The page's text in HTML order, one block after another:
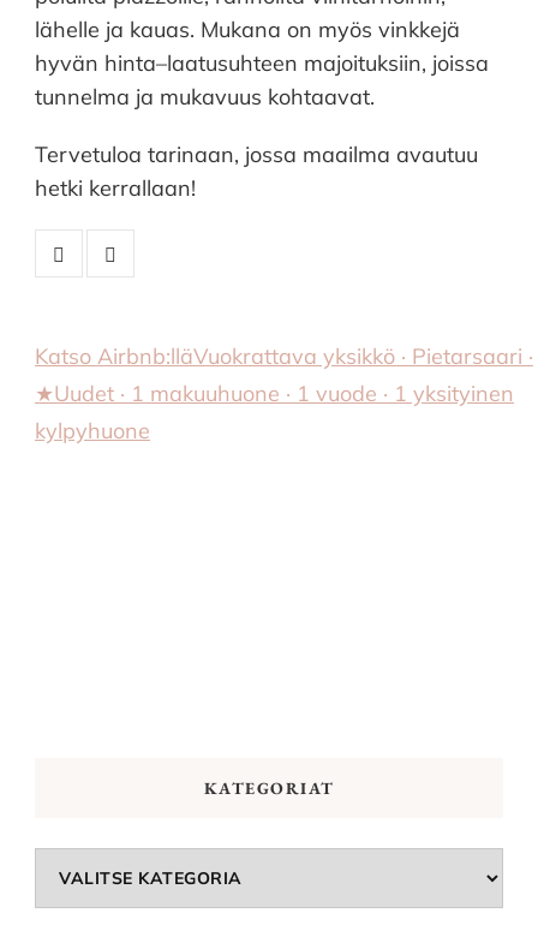
lähelle ja kauas. Mukana on myös vinkkejä
hyvän hinta–laatusuhteen majoituksiin, joissa
tunnelma ja mukavuus kohtaavat.
Tervetuloa tarinaan, jossa maailma avautuu
hetki kerrallaan!
Katso Airbnb:lläVuokrattava yksikkö · Pietarsaari ·
★Uudet · 1 makuuhuone · 1 vuode · 1 yksityinen
kylpyhuone
KATEGORIAT